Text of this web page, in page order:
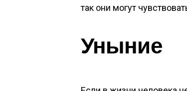
так они могут
Уныние